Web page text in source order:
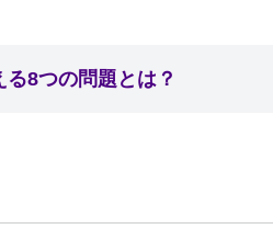
8つの問題とは？